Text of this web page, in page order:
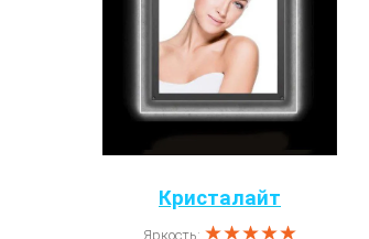
Кристалайт
Яркость: ★★★★★